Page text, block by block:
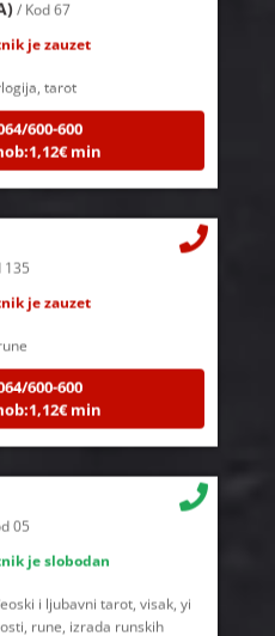
je zauzet
tarot
600-600
min
je zauzet
600-600
min
je slobodan
i ljubavni tarot, visak, yi
rune, izrada runskih